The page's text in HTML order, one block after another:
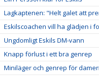
Lagkaptenen: "Helt galet att
Eskilscoachen vill ha glädjen i
Ungdomligt Eskils DM-vann
Knapp förlust i ett bra genrep
Miniläger och genrep för